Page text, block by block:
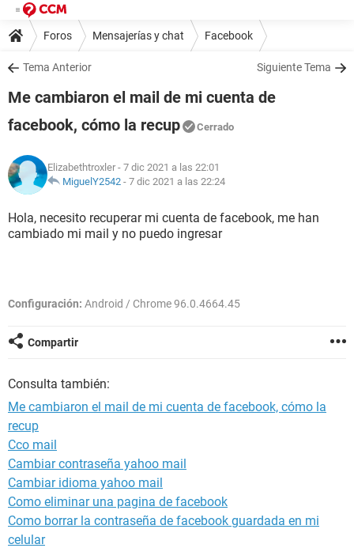
Foros Mensajerías y chat Facebook
Tema Anterior Siguiente Tema
Me cambiaron el mail de mi cuenta de
facebook, cómo la recup
Cerrado
Elizabethtroxler - 7 dic 2021 a las 22:01
MiguelY2542 - 7 dic 2021 a las 22:24
Hola, necesito recuperar mi cuenta de facebook, me han
cambiado mi mail y no puedo ingresar
Configuración: Android / Chrome 96.0.4664.45
Compartir
Consulta también:
Me cambiaron el mail de mi cuenta de facebook, cómo la
recup
Cco mail
Cambiar contraseña yahoo mail
Cambiar idioma yahoo mail
Como eliminar una pagina de facebook
Como borrar la contraseña de facebook guardada en mi
celular